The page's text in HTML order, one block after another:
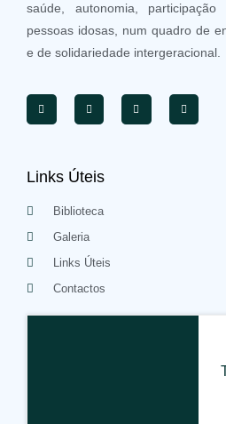
saúde, autonomia,
pessoas idosas, num quadro de
e de solidariedade intergeracional.
Links Úteis
Biblioteca
Galeria
Links Úteis
Contactos